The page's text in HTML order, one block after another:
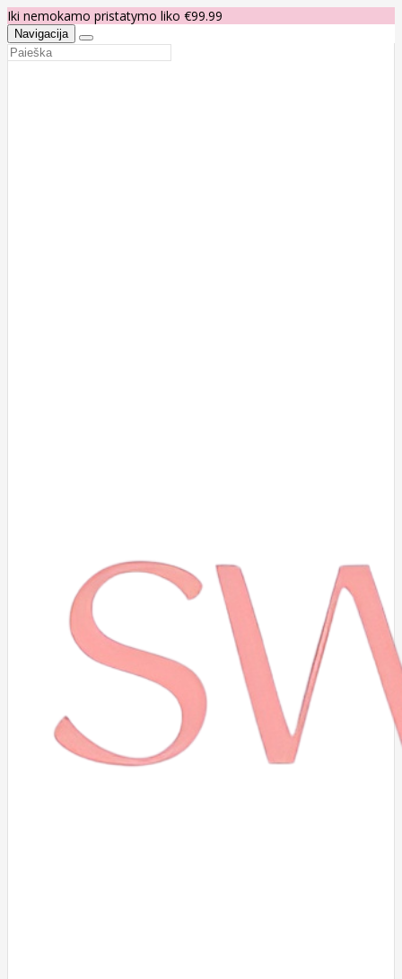
Iki nemokamo pristatymo liko €99.99
Navigacija